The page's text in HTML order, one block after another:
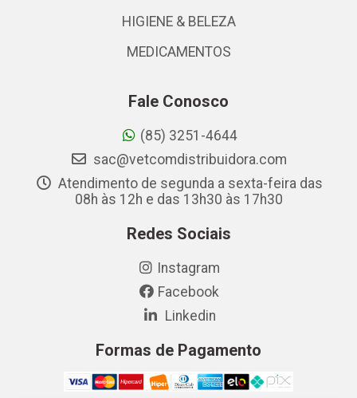
HIGIENE & BELEZA
MEDICAMENTOS
Fale Conosco
(85) 3251-4644
sac@vetcomdistribuidora.com
Atendimento de segunda a sexta-feira das
08h às 12h e das 13h30 às 17h30
Redes Sociais
Instagram
Facebook
Linkedin
Formas de Pagamento